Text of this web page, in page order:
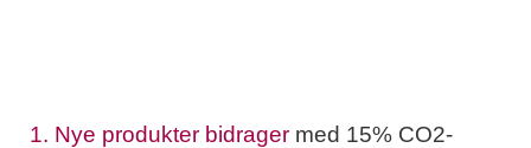
1. Nye produkter bidrager med 15% CO2-